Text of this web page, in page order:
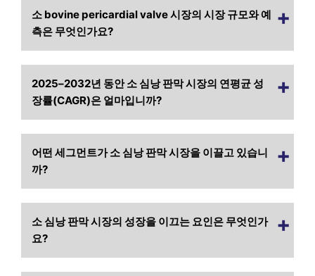
소 bovine pericardial valve 시장의 시장 규모와 예
측은 무엇인가요?
2025–2032년 동안 소 심낭 판막 시장의 연평균 성
장률(CAGR)은 얼마입니까?
어떤 세그먼트가 소 심낭 판막 시장을 이끌고 있습니
까?
소 심낭 판막 시장의 성장을 이끄는 요인은 무엇인가
요?